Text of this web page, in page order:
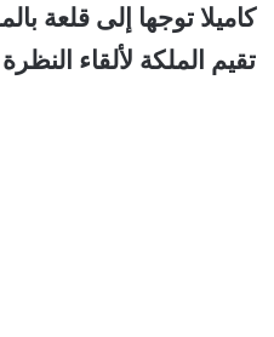
كاميلا توجها إلى قلعة
تقيم الملكة لألقاء